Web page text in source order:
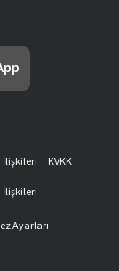
İlişkileri
KVKK
İlişkileri
Ayarları